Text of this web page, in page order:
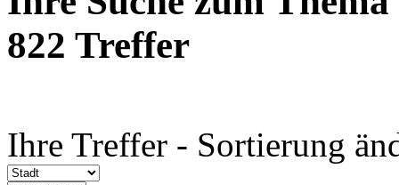
822 Treffer
Ihre Treffer - Sortierung